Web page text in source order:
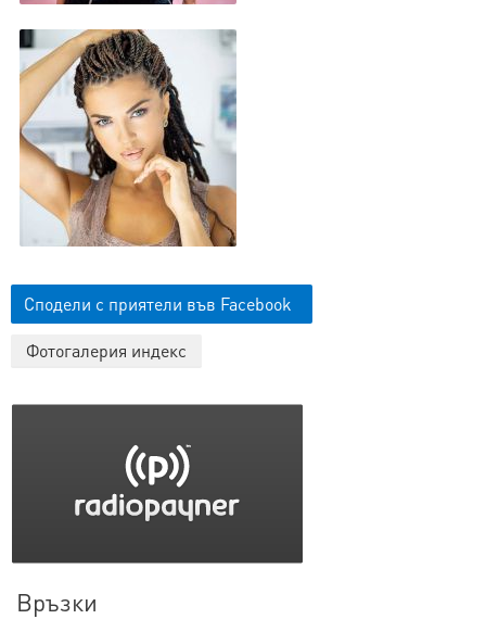
Сподели с приятели във Facebook
Фотогалерия индекс
Връзки